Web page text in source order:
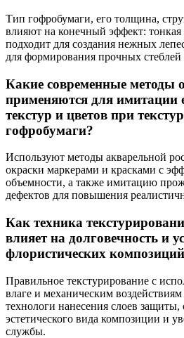
Тип гофробумаги, его толщина,
влияют на конечный эффект: тонкая
подходит для создания нежных
для формирования прочных
Какие современные методы
применяются для имитации
текстур и цветов при
гофробумаги?
Используют методы акварельной
окраски маркерами и красками с
объемности, а также имитацию
дефектов для повышения
Как техника
влияет на долговечность и
флористических
Правильное текстурирование с
влаге и механическим
технологи нанесения слоев защиты,
эстетического вида композиции и
службы.